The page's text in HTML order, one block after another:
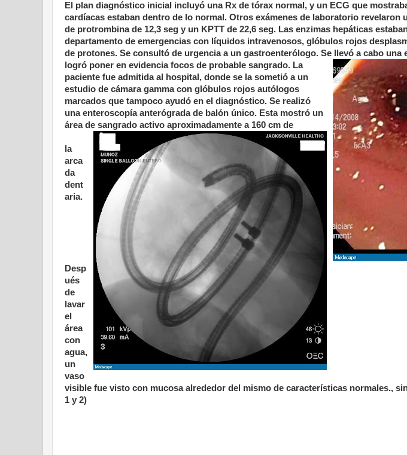
El plan diagnóstico inicial incluyó una Rx de tórax normal, y un ECG que
cardíacas estaban dentro de lo normal. Otros exámenes de laboratorio revelaron
de protrombina de 12,3 seg y un KPTT de 22,6 seg. Las enzimas hepáticas
departamento de emergencias con líquidos intravenosos, glóbulos rojos
de protones. Se consultó de urgencia a un gastroenterólogo. Se llevó a cabo una
logró poner en evidencia focos de probable sangrado. La
paciente fue admitida al hospital, donde se la sometió a un
estudio de cámara gamma con glóbulos rojos autólogos
marcados que tampoco ayudó en el diagnóstico. Se realizó
una enteroscopía anterógrada de balón único. Esta mostró un
área de sangrado activo aproximadamente a 160 cm de
la
arca
da
dent
aria.
Desp
ués
de
lavar
el
área
con
agua,
un
vaso
visible fue visto con mucosa alrededor del mismo de características normales.,
1 y 2)